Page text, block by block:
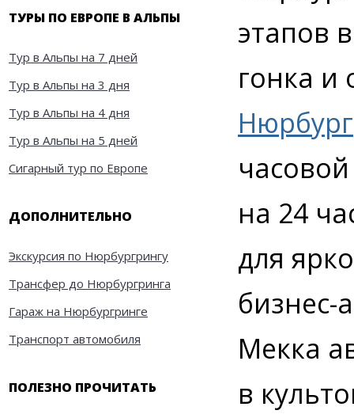
ТУРЫ ПО ЕВРОПЕ В АЛЬПЫ
Тур в Альпы на 7 дней
Тур в Альпы на 3 дня
Тур в Альпы на 4 дня
Тур в Альпы на 5 дней
Сигарный тур по Европе
ДОПОЛНИТЕЛЬНО
Экскурсия по Нюрбургрингу
Трансфер до Нюрбургринга
Гараж на Нюрбургринге
Транспорт автомобиля
ПОЛЕЗНО ПРОЧИТАТЬ
этапов
гонка и
на 24
для
бизнес-
Мекка
в